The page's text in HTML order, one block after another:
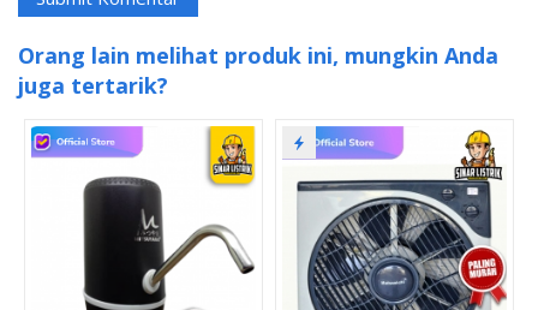
Orang lain melihat produk ini, mungkin Anda
juga tertarik?